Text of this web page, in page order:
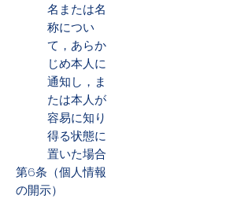
名または名
称につい
て，あらか
じめ本人に
通知し，ま
たは本人が
容易に知り
得る状態に
置いた場合
第6条（個人情報
の開示）